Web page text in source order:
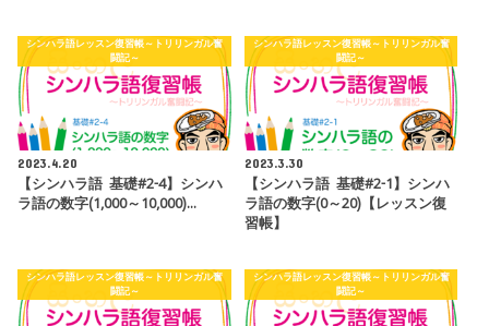
シンハラ語レッスン復習帳～トリリンガル奮
闘記～
2023.4.20
【シンハラ語 基礎#2-4】シンハ
ラ語の数字(1,000～10,000)…
シンハラ語レッスン復習帳～トリリンガル奮
闘記～
2023.3.30
【シンハラ語 基礎#2-1】シンハ
ラ語の数字(0～20)【レッスン復
習帳】
シンハラ語レッスン復習帳～トリリンガル奮
闘記～
シンハラ語レッスン復習帳～トリリンガル奮
闘記～